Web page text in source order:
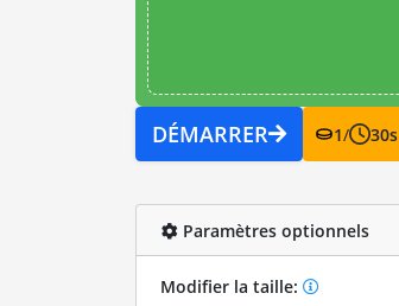
DÉMARRER 1/ 30s
Paramètres optionnels
Modifier la taille: